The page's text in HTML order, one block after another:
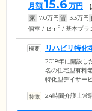
月額15.6 万円
家 7.0万円 管 3.3万円
個室 / 13m2 / 基本プラ
リハビリ特化
受けられます
2018年に開設し
名の住宅型有料
特化型デイサー
ため、経験豊富
24時間介護士常